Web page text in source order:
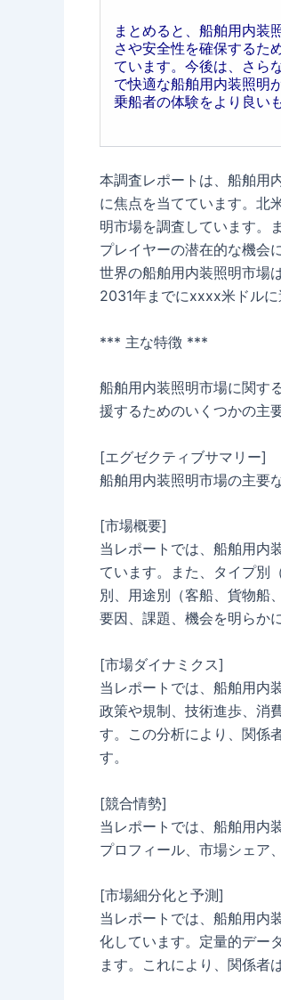
まとめると、船舶用内装
さや安全性を確保するた
ています。今後は、さら
で快適な船舶用内装照明
乗船者の体験をより良い
本調査レポートは、船舶用
に焦点を当てています。北
明市場を調査しています。
プレイヤーの潜在的な機会
世界の船舶用内装照明市場
2031年までにxxxx米ドルに
*** 主な特徴 ***
船舶用内装照明市場に関す
援するためのいくつかの主
[エグゼクティブサマリー]
船舶用内装照明市場の主要
[市場概要]
当レポートでは、船舶用内
ています。また、タイプ別
別、用途別（客船、貨物船
要因、課題、機会を明らか
[市場ダイナミクス]
当レポートでは、船舶用内
政策や規制、技術進歩、消
す。この分析により、関係
す。
[競合情勢]
当レポートでは、船舶用内
プロフィール、市場シェア
[市場細分化と予測]
当レポートでは、船舶用内
化しています。定量的デー
ます。これにより、関係者